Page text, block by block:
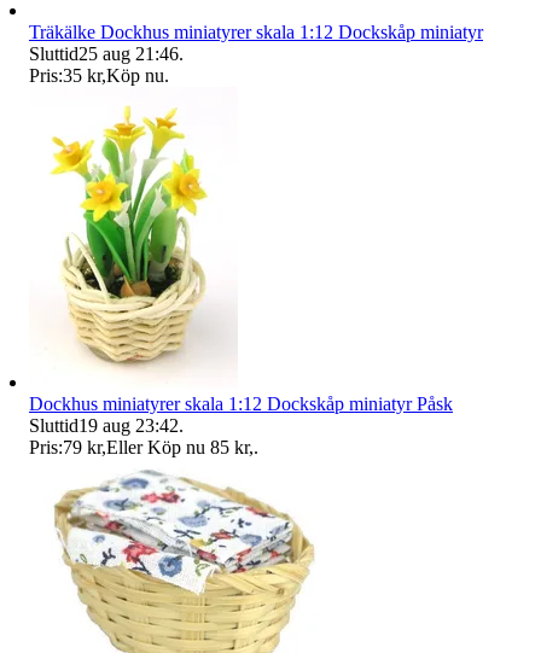
Träkälke Dockhus miniatyrer skala 1:12 Dockskåp miniatyr
Sluttid25 aug 21:46.
Pris:35 kr,Köp nu.
Dockhus miniatyrer skala 1:12 Dockskåp miniatyr Påsk
Sluttid19 aug 23:42.
Pris:79 kr,Eller Köp nu 85 kr,.